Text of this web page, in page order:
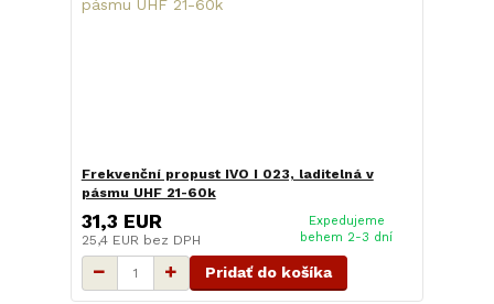
Frekvenční propust IVO I 023, laditelná v
pásmu UHF 21-60k
31,3 EUR
25,4 EUR bez DPH
Expedujeme
behem 2-3 dní
Pridať do košíka